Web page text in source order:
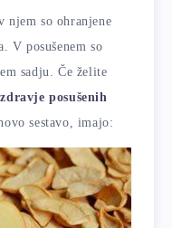
njem so ohranjene
V posušenem so
sadju. Če želite
posušenih
sestavo, imajo: